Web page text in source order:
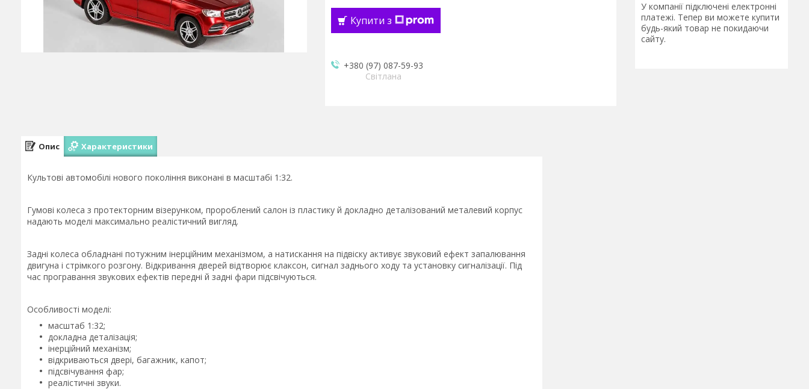
Купити з
+380 (97) 087-59-93
Світлана
У компанії підключені електронні
платежі. Тепер ви можете купити
будь-який товар не покидаючи
сайту.
Опис Характеристики
Культові автомобілі нового покоління виконані в масштабі 1:32.
Гумові колеса з протекторним візерунком, пророблений салон із пластику й докладно деталізований металевий корпус
надають моделі максимально реалістичний вигляд.
Задні колеса обладнані потужним інерційним механізмом, а натискання на підвіску активує звуковий ефект запалювання
двигуна і стрімкого розгону. Відкривання дверей відтворює клаксон, сигнал заднього ходу та установку сигналізації. Під
час програвання звукових ефектів передні й задні фари підсвічуються.
Особливості моделі:
масштаб 1:32;
докладна деталізація;
інерційний механізм;
відкриваються двері, багажник, капот;
підсвічування фар;
реалістичні звуки.